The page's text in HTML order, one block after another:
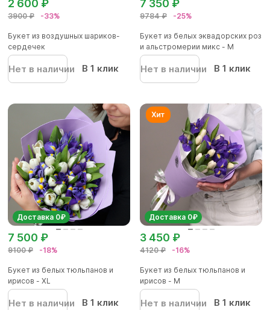
3900 ₽ -33%
2 600 ₽
Букет из воздушных шариков-
сердечек
Нет в наличии В 1 клик
9784 ₽ -25%
7 350 ₽
Букет из белых эквадорских роз
и альстромерии микс - М
Нет в наличии В 1 клик
Доставка 0₽
9100 ₽ -18%
7 500 ₽
Букет из белых тюльпанов и
ирисов - XL
Нет в наличии В 1 клик
Доставка 0₽
4120 ₽ -16%
3 450 ₽
Букет из белых тюльпанов и
ирисов - M
Нет в наличии В 1 клик